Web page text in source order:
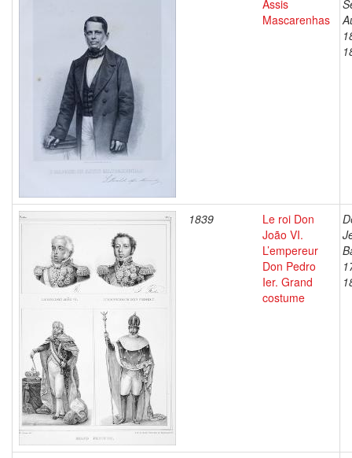
Assis
Mascarenhas
1839
Le roi Don
João VI.
L’empereur
Don Pedro
Ier. Grand
costume